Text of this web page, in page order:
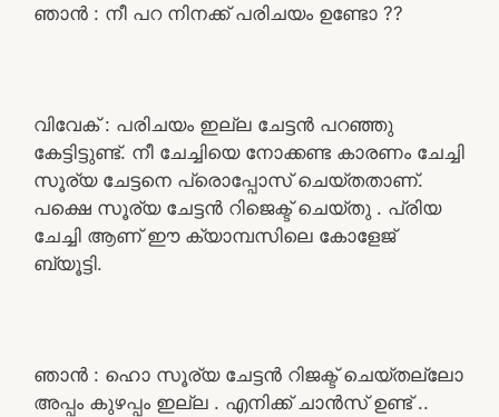
ഞാൻ : നീ പറ നിനക്ക് പരിചയം ഉണ്ടോ ??
വിവേക് : പരിചയം ഇല്ല ചേട്ടൻ പറഞ്ഞു
കേട്ടിട്ടുണ്ട്. നീ ചേച്ചിയെ നോക്കണ്ട കാരണം ചേച്ചി
സൂര്യ ചേട്ടനെ പ്രൊപ്പോസ് ചെയ്‌തതാണ്.
പക്ഷെ സൂര്യ ചേട്ടൻ റിജെക്ട് ചെയ്തു . പ്രിയ
ചേച്ചി ആണ് ഈ ക്യാമ്പസിലെ കോളേജ്
ബ്യൂട്ടി.
ഞാൻ : ഹൊ സൂര്യ ചേട്ടൻ റിജക്ട് ചെയ്തല്ലോ
അപ്പം കുഴപ്പം ഇല്ല . എനിക്ക് ചാൻസ് ഉണ്ട് ..